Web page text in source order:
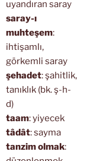
uyandıran saray
saray-ı
muhteşem:
ihtişamlı,
görkemli saray
şehadet: şahitlik,
tanıklık (bk. ş-h-
d)
taam: yiyecek
tâdât: sayma
tanzim olmak: